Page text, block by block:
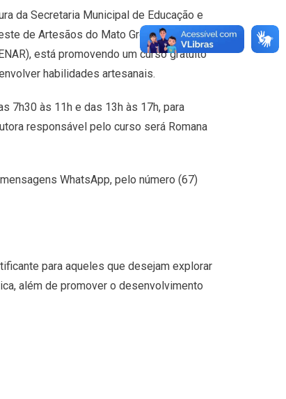
da Secretaria Municipal de Educação e
de Artesãos do Mato Grosso do Sul
está promovendo um curso gratuito
habilidades artesanais.
7h30 às 11h e das 13h às 17h, para
responsável pelo curso será Romana
WhatsApp, pelo número (67)
para aqueles que desejam explorar
além de promover o desenvolvimento